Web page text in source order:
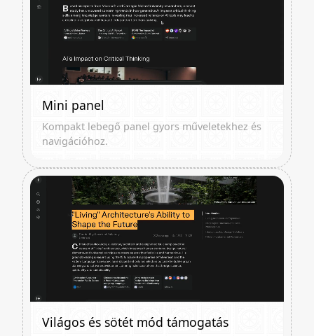
Mini panel
Kompakt lebegő panel gyors műveletekhez és
navigációhoz.
Világos és sötét mód támogatás